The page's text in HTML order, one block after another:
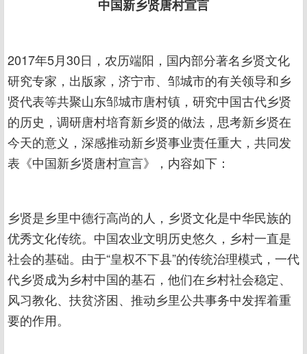
中国新乡贤唐村宣言
2017年5月30日，农历端阳，国内部分著名乡贤文化
研究专家，出版家，济宁市、邹城市的有关领导和乡
贤代表等共聚山东邹城市唐村镇，研究中国古代乡贤
的历史，调研唐村培育新乡贤的做法，思考新乡贤在
今天的意义，深感推动新乡贤事业责任重大，共同发
表《中国新乡贤唐村宣言》，内容如下：
乡贤是乡里中德行高尚的人，乡贤文化是中华民族的
优秀文化传统。中国农业文明历史悠久，乡村一直是
社会的基础。由于“皇权不下县”的传统治理模式，一代
代乡贤成为乡村中国的基石，他们在乡村社会稳定、
风习教化、扶贫济困、推动乡里公共事务中发挥着重
要的作用。